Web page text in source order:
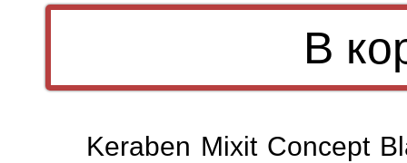
Keraben Mixit Concept